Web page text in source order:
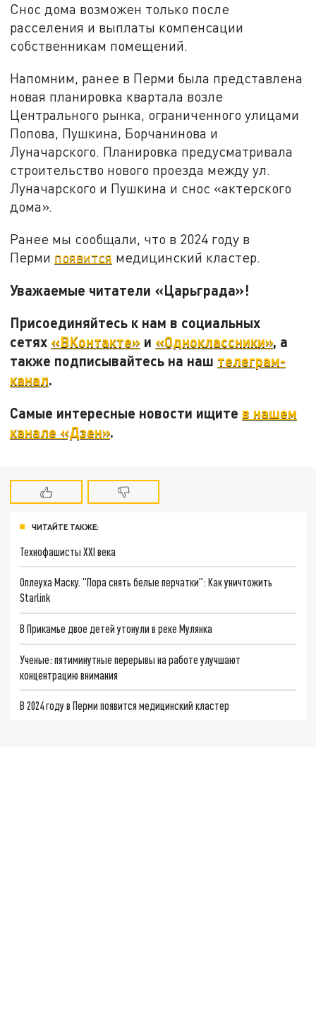
Снос дома возможен только после
расселения и выплаты компенсации
собственникам помещений.
Напомним, ранее в Перми была представлена
новая планировка квартала возле
Центрального рынка, ограниченного улицами
Попова, Пушкина, Борчанинова и
Луначарского. Планировка предусматривала
строительство нового проезда между ул.
Луначарского и Пушкина и снос «актерского
дома».
Ранее мы сообщали, что в 2024 году в
Перми появится медицинский кластер.
Уважаемые читатели «Царьграда»!
Присоединяйтесь к нам в социальных
сетях «ВКонтакте» и «Одноклассники», а
также подписывайтесь на наш телеграм-
канал.
Самые интересные новости ищите в нашем
канале «Дзен».
ЧИТАЙТЕ ТАКЖЕ:
Технофашисты XXI века
Оплеуха Маску. "Пора снять белые перчатки": Как уничтожить
Starlink
В Прикамье двое детей утонули в реке Мулянка
Ученые: пятиминутные перерывы на работе улучшают
концентрацию внимания
В 2024 году в Перми появится медицинский кластер